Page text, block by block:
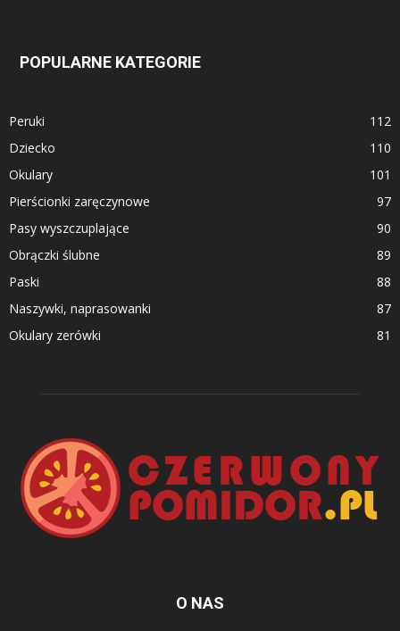
POPULARNE KATEGORIE
Peruki
112
Dziecko
110
Okulary
101
Pierścionki zaręczynowe
97
Pasy wyszczuplające
90
Obrączki ślubne
89
Paski
88
Naszywki, naprasowanki
87
Okulary zerówki
81
O NAS